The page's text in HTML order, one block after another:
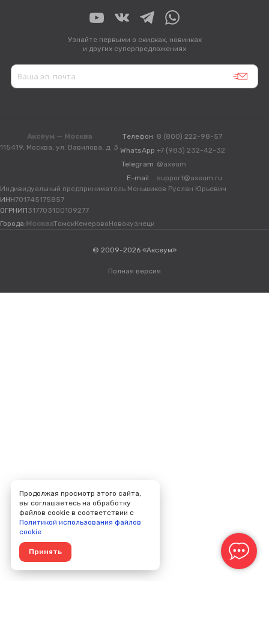
Узнайте первыми о скидках, новинках
и других суперпредложениях
Аксеум — Москва
115419, Москва, ул. Вавилова, д. 3
Телефон 8 (800) 222-98-57
WhatsApp +7 (983) 232-42-32
Telegram @axeum
E-mail
support@axeum.ru
Индивидуальный предприниматель Меньшиков Руслан Юрьевич
ИНН701745175857
ОГРНИП317703100109277
Города: МоскваТомскКемеровоНовокузнецк
© 2009-2026 «Аксеум»
Полная версия
Продолжая просмотр этого сайта,
вы соглашаетесь на обработку
файлов cookie в соответствии с
Политикой использования файлов
cookie
Принять